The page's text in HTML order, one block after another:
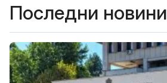
Последни новини